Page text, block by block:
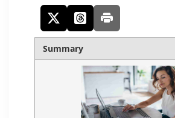
Summary